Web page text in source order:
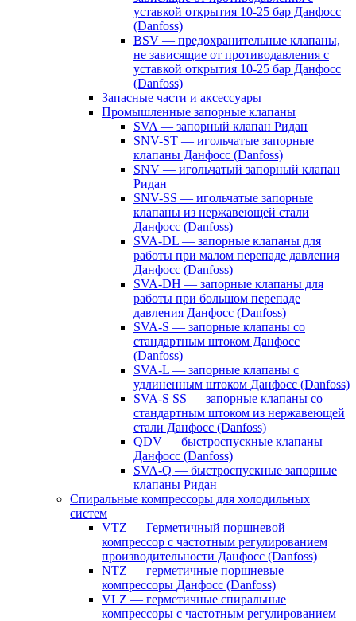
уставкой открытия 10-25 бар Данфосс
(Danfoss)
BSV — предохранительные клапаны,
не зависящие от противодавления с
уставкой открытия 10-25 бар Данфосс
(Danfoss)
Запасные части и аксессуары
Промышленные запорные клапаны
SVA — запорный клапан Ридан
SNV-ST — игольчатые запорные
клапаны Данфосс (Danfoss)
SNV — игольчатый запорный клапан
Ридан
SNV-SS — игольчатые запорные
клапаны из нержавеющей стали
Данфосс (Danfoss)
SVA-DL — запорные клапаны для
работы при малом перепаде давления
Данфосс (Danfoss)
SVA-DH — запорные клапаны для
работы при большом перепаде
давления Данфосс (Danfoss)
SVA-S — запорные клапаны со
стандартным штоком Данфосс
(Danfoss)
SVA-L — запорные клапаны с
удлиненным штоком Данфосс (Danfoss)
SVA-S SS — запорные клапаны со
стандартным штоком из нержавеющей
стали Данфосс (Danfoss)
QDV — быстроспускные клапаны
Данфосс (Danfoss)
SVA-Q — быстроспускные запорные
клапаны Ридан
Спиральные компрессоры для холодильных
систем
VTZ — Герметичный поршневой
компрессор с частотным регулированием
производительности Данфосс (Danfoss)
NTZ — герметичные поршневые
компрессоры Данфосс (Danfoss)
VLZ — герметичные спиральные
компрессоры с частотным регулированием